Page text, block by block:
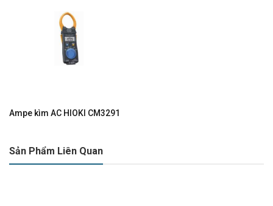
Ampe kìm AC HIOKI CM3291
Sản Phẩm Liên Quan